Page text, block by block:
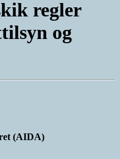
regler
og
(AIDA)